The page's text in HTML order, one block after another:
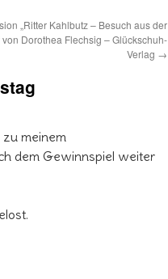
„Ritter Kahlbutz – Besuch aus der
von Dorothea Flechsig – Glückschuh-
Verlag →
meinem
dem Gewinnspiel weiter